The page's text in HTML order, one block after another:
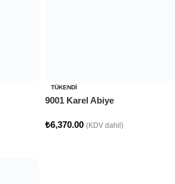
TÜKENDI
9001 Karel Abiye
₺6,370.00 (KDV dahil)